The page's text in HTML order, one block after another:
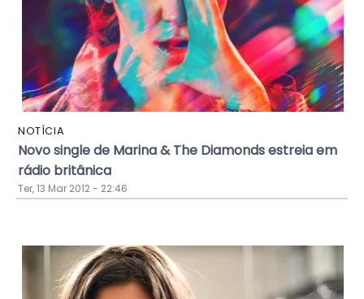
NOTÍCIA
Novo single de Marina & The Diamonds estreia em
rádio britânica
Ter, 13 Mar 2012 - 22:46